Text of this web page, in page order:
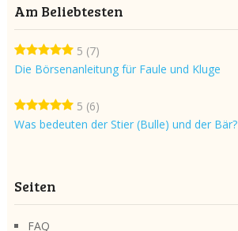
Am Beliebtesten
5 (7)
Die Börsenanleitung für Faule und Kluge
5 (6)
Was bedeuten der Stier (Bulle) und der Bär?
Seiten
FAQ